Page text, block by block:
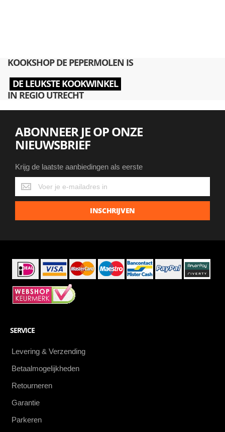
KOOKSHOP DE PEPERMOLEN IS
DE LEUKSTE KOOKWINKEL
IN REGIO UTRECHT
ABONNEER JE OP ONZE
NIEUWSBRIEF
Krijg de laatste aanbiedingen als eerste
Krijg
de
laatste
INSCHRIJVEN
SERVICE
Levering & Verzending
Betaalmogelijkheden
Retourneren
Garantie
Parkeren